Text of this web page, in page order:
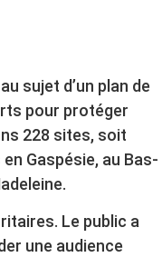
sujet d’un plan de
pour protéger
228 sites, soit
Gaspésie, au Bas-
Le public a
une audience